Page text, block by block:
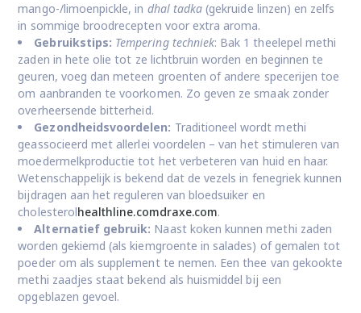
mango-/limoenpickle, in dhal tadka (gekruide linzen) en zelfs
in sommige broodrecepten voor extra aroma.
Gebruikstips: Tempering techniek: Bak 1 theelepel methi
zaden in hete olie tot ze lichtbruin worden en beginnen te
geuren, voeg dan meteen groenten of andere specerijen toe
om aanbranden te voorkomen. Zo geven ze smaak zonder
overheersende bitterheid.
Gezondheidsvoordelen: Traditioneel wordt methi
geassocieerd met allerlei voordelen – van het stimuleren van
moedermelkproductie tot het verbeteren van huid en haar.
Wetenschappelijk is bekend dat de vezels in fenegriek kunnen
bijdragen aan het reguleren van bloedsuiker en
cholesterolhealthline.comdraxe.com.
Alternatief gebruik: Naast koken kunnen methi zaden
worden gekiemd (als kiemgroente in salades) of gemalen tot
poeder om als supplement te nemen. Een thee van gekookte
methi zaadjes staat bekend als huismiddel bij een
opgeblazen gevoel.